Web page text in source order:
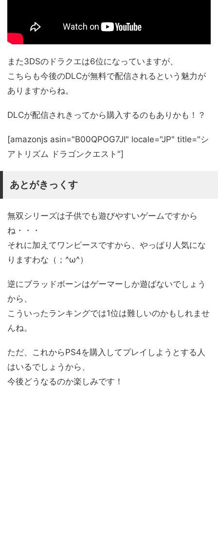
また3DSのドラクエは6位になっていますが、
こちらも今後のDLCが無料で配信されるという魅力が
ありますからね。
DLCが配信されきってから購入するのもありかも！？
[amazonjs asin="B00QPOG7JI" locale="JP" title="シ
アトリズム ドラゴンクエスト"]
あとがきっくす
無双シリーズは子供でも遊びやすいゲームですから
ね・・・
それに加えてワンピースですから、やっぱり人気にな
りますわな（；^ω^）
逆にブラッドボーンはゲーマーしか遊ばないでしょう
から、
こういったランキングでは1位は難しいのかもしれませ
んね。
ただ、これからPS4を購入してプレイしようとする人
はいるでしょうから、
今後どうなるのか楽しみです！